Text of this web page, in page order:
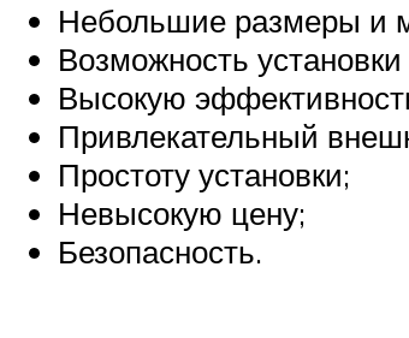
Небольшие размеры и
Возможность
Высокую
Привлекательный
Простоту установки;
Невысокую цену;
Безопасность.